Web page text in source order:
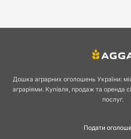
Дошка аграрних оголошень України:
аграріями. Купівля, продаж та оренда
послуг.
Подати